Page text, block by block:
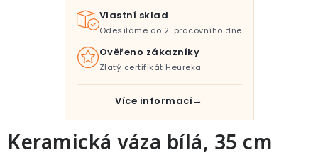
Keramická váza bílá, 35 cm
Vlastní sklad
Odesíláme do 2. pracovního dne
Ověřeno zákazníky
Zlatý certifikát Heureka
Více informací